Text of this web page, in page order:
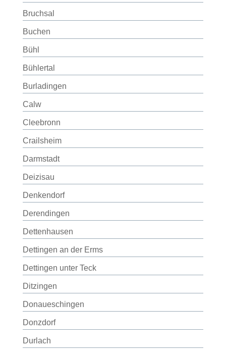
Bruchsal
Buchen
Bühl
Bühlertal
Burladingen
Calw
Cleebronn
Crailsheim
Darmstadt
Deizisau
Denkendorf
Derendingen
Dettenhausen
Dettingen an der Erms
Dettingen unter Teck
Ditzingen
Donaueschingen
Donzdorf
Durlach